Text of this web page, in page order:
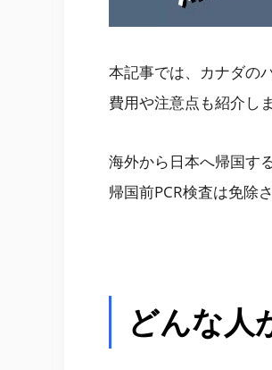
本記事では、カナダの
費用や注意点も紹介しま
海外から日本へ帰国す
帰国前PCR検査は免除
どんな人